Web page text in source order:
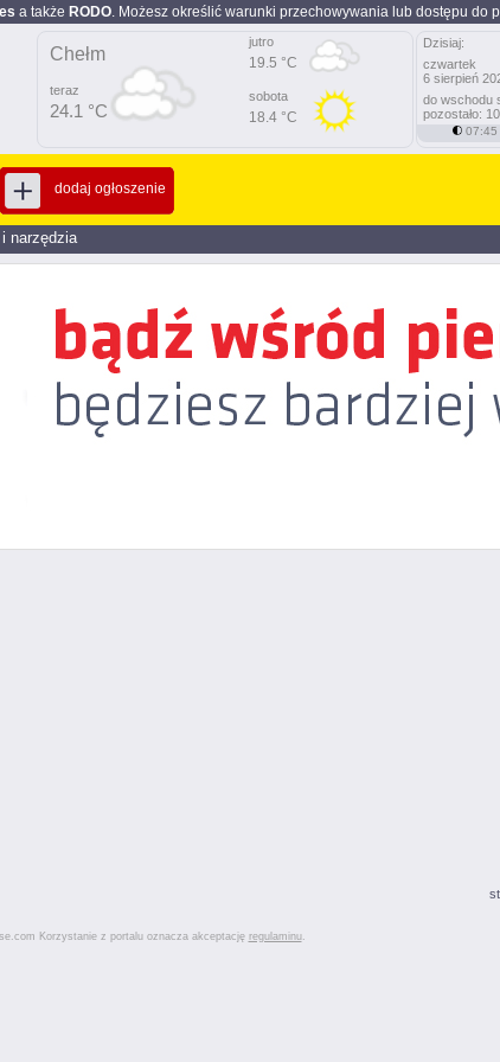
a także RODO. Możesz określić warunki przechowywania lub dostępu do
Chełm
teraz
24.1 °C
jutro
19.5 °C
sobota
18.4 °C
Dzisiaj:
czwartek
6 sierpień
do wschodu
pozostało:
dodaj ogłoszenie
narzędzia
Korzystanie z portalu oznacza akceptację regulaminu.